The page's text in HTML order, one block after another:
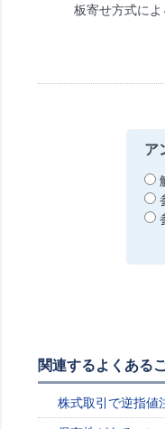
板寄せ方式によ
ア
関連するよくある
株式取引で逆指値